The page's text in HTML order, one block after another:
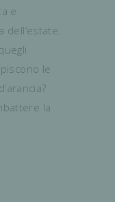
e
le
la